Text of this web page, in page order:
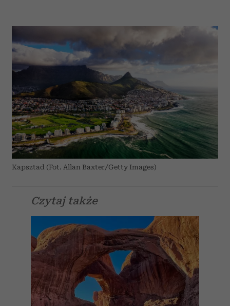
Kapsztad (Fot. Allan Baxter/Getty Images)
Czytaj także